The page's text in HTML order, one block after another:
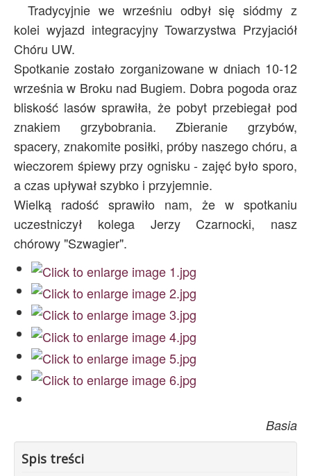
Tradycyjnie we wrześniu odbył się siódmy z
kolei wyjazd integracyjny Towarzystwa Przyjaciół
Chóru UW.
Spotkanie zostało zorganizowane w dniach 10-12
września w Broku nad Bugiem. Dobra pogoda oraz
bliskość lasów sprawiła, że pobyt przebiegał pod
znakiem grzybobrania. Zbieranie grzybów,
spacery, znakomite posiłki, próby naszego chóru, a
wieczorem śpiewy przy ognisku - zajęć było sporo,
a czas upływał szybko i przyjemnie.
Wielką radość sprawiło nam, że w spotkaniu
uczestniczył kolega Jerzy Czarnocki, nasz
chórowy "Szwagier".
Basia
Spis treści